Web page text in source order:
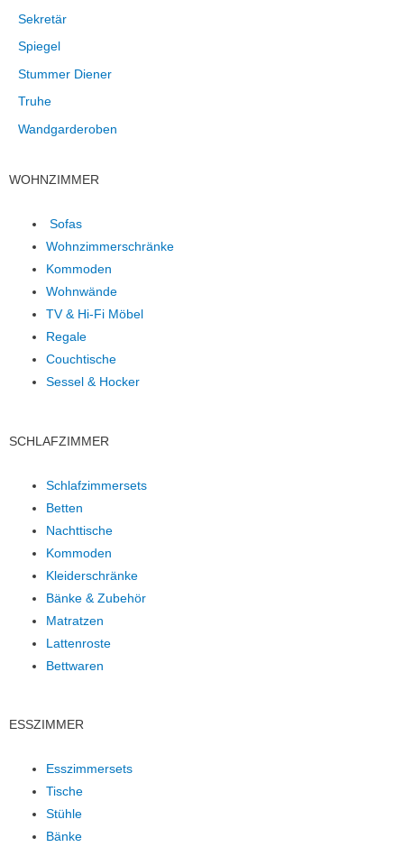
Sekretär
Spiegel
Stummer Diener
Truhe
Wandgarderoben
WOHNZIMMER
Sofas
Wohnzimmerschränke
Kommoden
Wohnwände
TV & Hi-Fi Möbel
Regale
Couchtische
Sessel & Hocker
SCHLAFZIMMER
Schlafzimmersets
Betten
Nachttische
Kommoden
Kleiderschränke
Bänke & Zubehör
Matratzen
Lattenroste
Bettwaren
ESSZIMMER
Esszimmersets
Tische
Stühle
Bänke